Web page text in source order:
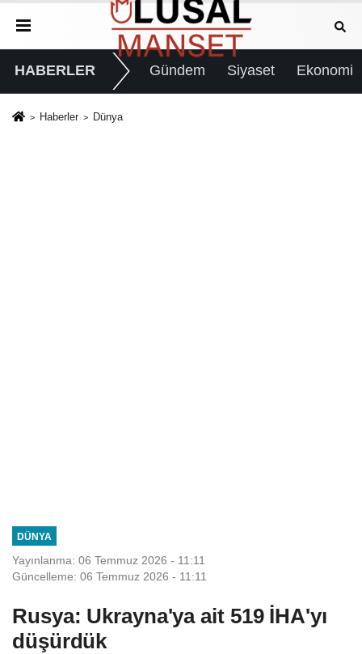
HABERLER Gündem Siyaset Ekonomi
Haberler Dünya
DÜNYA
Yayınlanma: 06 Temmuz 2026 - 11:11
Güncelleme: 06 Temmuz 2026 - 11:11
Rusya: Ukrayna'ya ait 519 İHA'yı
düşürdük